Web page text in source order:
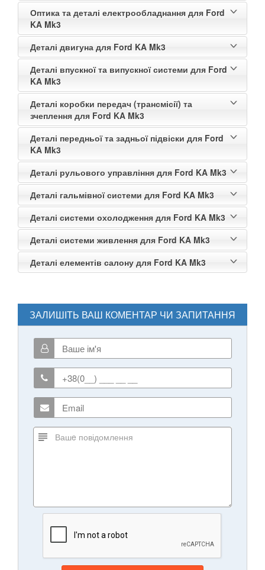
Оптика та деталі електрообладнання для Ford
KA Mk3
Деталі двигуна для Ford KA Mk3
Деталі впускної та випускної системи для Ford
KA Mk3
Деталі коробки передач (трансмісії) та
зчеплення для Ford KA Mk3
Деталі передньої та задньої підвіски для Ford
KA Mk3
Деталі рульового управління для Ford KA Mk3
Деталі гальмівної системи для Ford KA Mk3
Деталі системи охолодження для Ford KA Mk3
Деталі системи живлення для Ford KA Mk3
Деталі елементів салону для Ford KA Mk3
ЗАЛИШІТЬ ВАШ КОМЕНТАР ЧИ ЗАПИТАННЯ